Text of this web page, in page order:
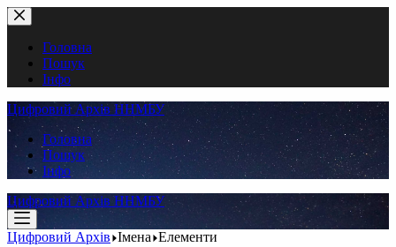
Перейти
до
вмістуГоловна
Пошук
Інфо
Цифровий Архів ННМБУ
Головна
Пошук
Інфо
Цифровий Архів ННМБУ
Цифровий Архів Імена Елементи